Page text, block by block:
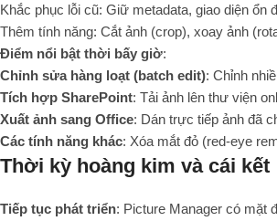
Khắc phục lỗi cũ: Giữ metadata, giao diện ổn
Thêm tính năng: Cắt ảnh (crop), xoay ảnh
Điểm nổi bật thời bấy giờ:
Chỉnh sửa hàng loạt (batch edit): Chỉnh
Tích hợp SharePoint: Tải ảnh lên thư viện
Xuất ảnh sang Office: Dán trực tiếp ảnh đã
Các tính năng khác: Xóa mắt đỏ (red-eye
Thời kỳ hoàng kim và cái kết
Tiếp tục phát triển: Picture Manager có mặt